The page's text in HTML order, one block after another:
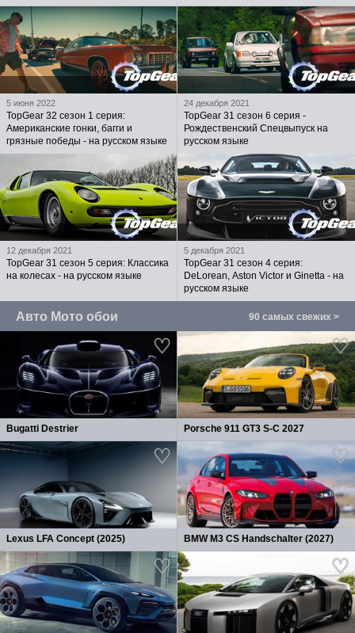
5 июня 2022
TopGear 32 сезон 1 серия:
Американские гонки, багги и
грязные победы - на русском языке
24 декабря 2021
TopGear 31 сезон 6 серия -
Рождественский Спецвыпуск на
русском языке
12 декабря 2021
TopGear 31 сезон 5 серия: Классика
на колесах - на русском языке
5 декабря 2021
TopGear 31 сезон 4 серия:
DeLorean, Aston Victor и Ginetta - на
русском языке
Авто Мото обои 90 самых свежих >
Bugatti Destrier Porsche 911 GT3 S-C 2027
Lexus LFA Concept (2025) BMW M3 CS Handschalter (2027)